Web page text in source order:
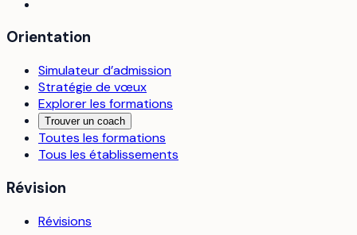
Orientation
Simulateur d’admission
Stratégie de vœux
Explorer les formations
Trouver un coach
Toutes les formations
Tous les établissements
Révision
Révisions